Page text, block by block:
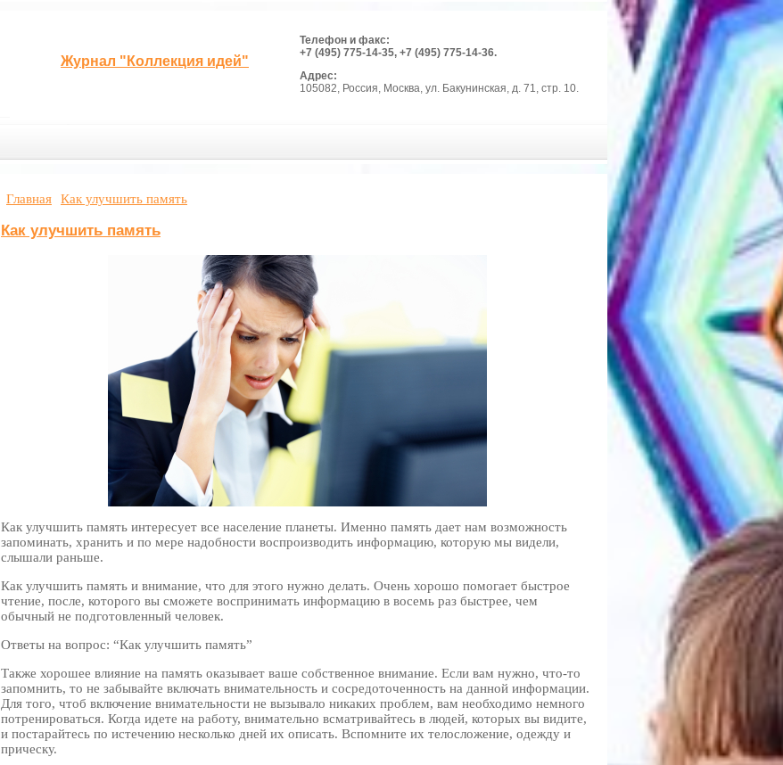
Журнал "Коллекция идей"
Телефон и факс:
+7 (495) 775-14-35, +7 (495) 775-14-36.
Адрес:
105082, Россия, Москва, ул. Бакунинская, д. 71, стр. 10.
Главная Как улучшить память
Как улучшить память
Как улучшить память интересует все население планеты. Именно память дает нам возможность
запоминать, хранить и по мере надобности воспроизводить информацию, которую мы видели,
слышали раньше.
Как улучшить память и внимание, что для этого нужно делать. Очень хорошо помогает быстрое
чтение, после, которого вы сможете воспринимать информацию в восемь раз быстрее, чем
обычный не подготовленный человек.
Ответы на вопрос: “Как улучшить память”
Также хорошее влияние на память оказывает ваше собственное внимание. Если вам нужно, что-то
запомнить, то не забывайте включать внимательность и сосредоточенность на данной информации.
Для того, чтоб включение внимательности не вызывало никаких проблем, вам необходимо немного
потренироваться. Когда идете на работу, внимательно всматривайтесь в людей, которых вы видите,
и постарайтесь по истечению несколько дней их описать. Вспомните их телосложение, одежду и
прическу.